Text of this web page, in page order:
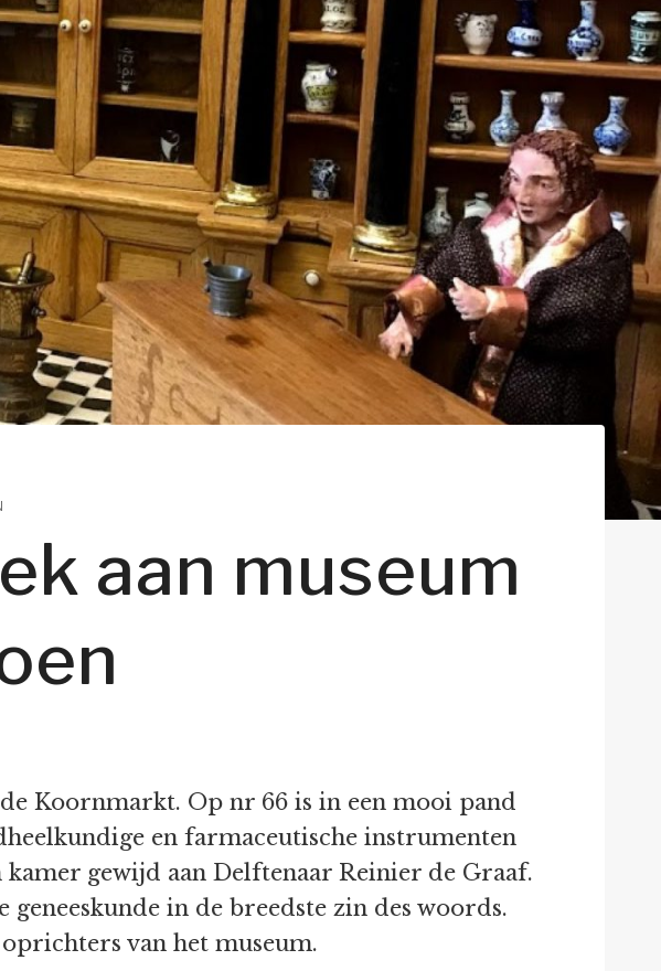
aan museum
Koornmarkt. Op nr 66 is in een mooi pand
en farmaceutische instrumenten
gewijd aan Delftenaar Reinier de Graaf.
in de breedste zin des woords.
van het museum.